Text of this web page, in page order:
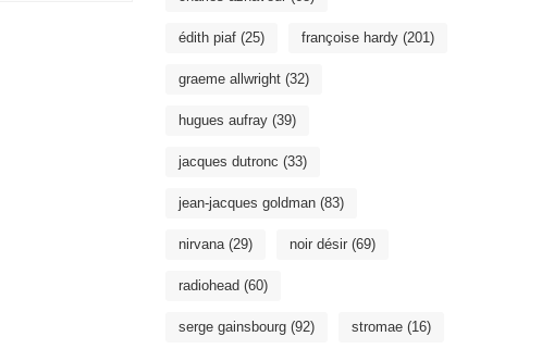
édith piaf (25) françoise hardy (201)
graeme allwright (32)
hugues aufray (39)
jacques dutronc (33)
jean-jacques goldman (83)
nirvana(29) noir désir (69)
radiohead (60)
serge gainsbourg (92) stromae (16)